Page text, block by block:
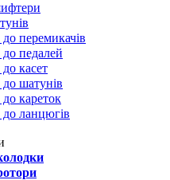
перемикачів
педалей
касет
шатунів
кареток
ланцюгів